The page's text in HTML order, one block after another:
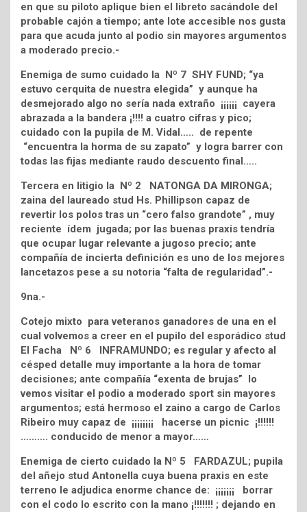
en que su piloto aplique bien el libreto sacándole del
probable cajón a tiempo; ante lote accesible nos gusta
para que acuda junto al podio sin mayores argumentos
a moderado precio.-
Enemiga de sumo cuidado la Nº 7 SHY FUND; “ya
estuvo cerquita de nuestra elegida” y aunque ha
desmejorado algo no sería nada extraño ¡¡¡¡¡¡ cayera
abrazada a la bandera ¡!!!! a cuatro cifras y pico;
cuidado con la pupila de M. Vidal….. de repente
“encuentra la horma de su zapato” y logra barrer con
todas las fijas mediante raudo descuento final…..
Tercera en litigio la Nº 2 NATONGA DA MIRONGA;
zaina del laureado stud Hs. Phillipson capaz de
revertir los polos tras un “cero falso grandote” , muy
reciente ídem jugada; por las buenas praxis tendría
que ocupar lugar relevante a jugoso precio; ante
compañía de incierta definición es uno de los mejores
lancetazos pese a su notoria “falta de regularidad”.-
9na.-
Cotejo mixto para veteranos ganadores de una en el
cual volvemos a creer en el pupilo del esporádico stud
El Facha Nº 6 INFRAMUNDO; es regular y afecto al
césped detalle muy importante a la hora de tomar
decisiones; ante compañía “exenta de brujas” lo
vemos visitar el podio a moderado sport sin mayores
argumentos; está hermoso el zaino a cargo de Carlos
Ribeiro muy capaz de ¡¡¡¡¡¡¡¡ hacerse un picnic ¡!!!!!!
………. conducido de menor a mayor……
Enemiga de cierto cuidado la Nº 5 FARDAZUL; pupila
del añejo stud Antonella cuya buena praxis en este
terreno le adjudica enorme chance de: ¡¡¡¡¡¡¡ borrar
con el codo lo escrito con la mano ¡!!!!!!! ; dejando en